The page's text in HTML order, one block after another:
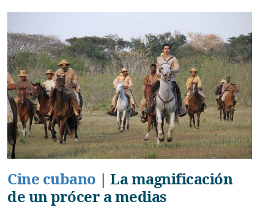
Cine cubano | La magnificación
de un prócer a medias